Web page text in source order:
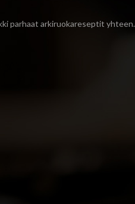
parhaat arkiruokareseptit yhteen.